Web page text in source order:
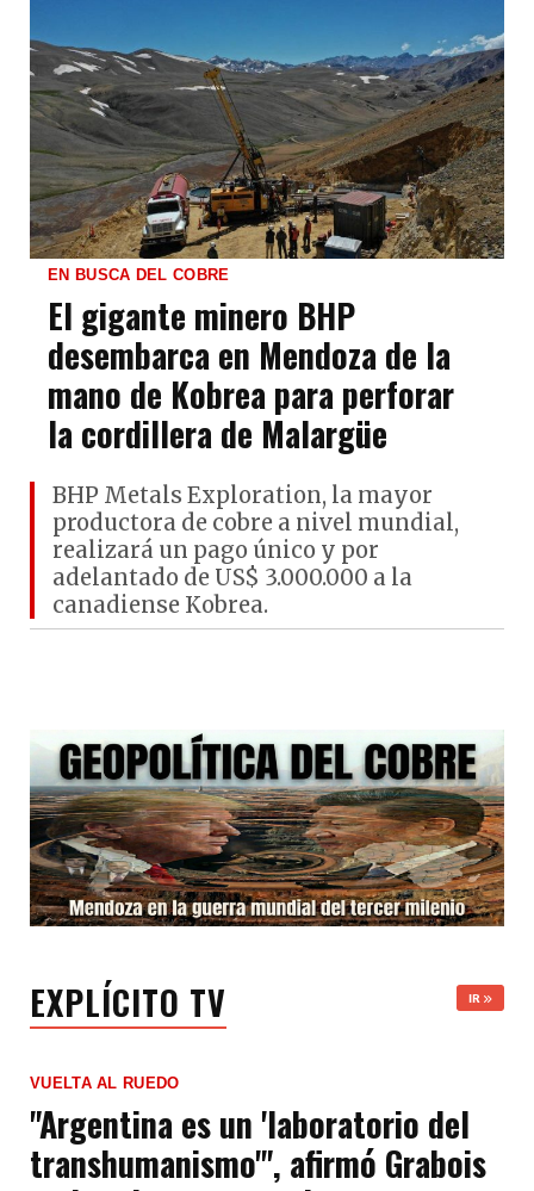
EN BUSCA DEL COBRE
El gigante minero BHP
desembarca en Mendoza de la
mano de Kobrea para perforar
la cordillera de Malargüe
BHP Metals Exploration, la mayor
productora de cobre a nivel mundial,
realizará un pago único y por
adelantado de US$ 3.000.000 a la
canadiense Kobrea.
EXPLÍCITO TV IR
VUELTA AL RUEDO
"Argentina es un 'laboratorio del
transhumanismo'", afirmó Grabois